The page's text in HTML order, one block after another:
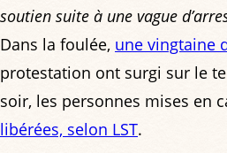
soutien suite à une vague
Dans la foulée, une vingtaine
protestation ont surgi sur le
soir, les personnes mises en
libérées, selon LST.